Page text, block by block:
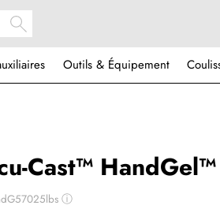
Outils & Équipement
Cast™ HandGel™
ⓘ